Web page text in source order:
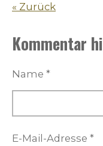
« Zurück
Kommentar
Name *
E-Mail-Adresse *